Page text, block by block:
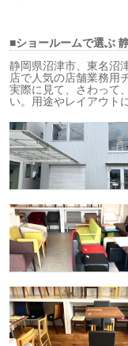
■ショールームで選ぶ
静岡県沼津市、東名沼
店で人気の店舗業務用
実際に見て、さわって
い。用途やレイアウト